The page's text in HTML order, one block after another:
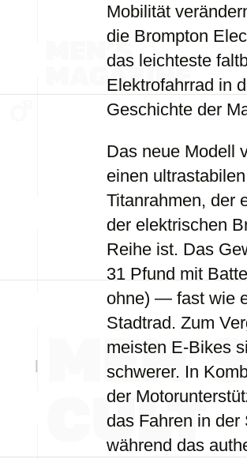
Mobilität
die Brompton
das leichteste
Elektrofahrrad in
Geschichte der
Das neue Modell
einen ultrastabilen
Titanrahmen, der
der elektrischen
Reihe ist. Das
31 Pfund mit
ohne) — fast wie
Stadtrad. Zum
meisten E-Bikes
schwerer. In
der
das Fahren in der
während das